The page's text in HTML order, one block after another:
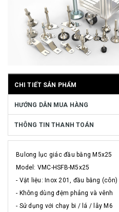
CHI TIẾT SẢN PHẨM
HƯỚNG DẪN MUA HÀNG
THÔNG TIN THANH TOÁN
Bulong lục giác đầu bằng M5x25
Model: VMC-HSFB-M5x25
- Vật liệu: Inox 201, đầu bằng (côn)
- Không dùng đệm phẳng và vênh
- Sử dụng với chạy bi / lá / lẫy M6